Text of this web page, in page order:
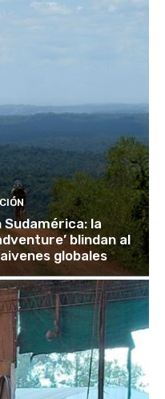
la
blindan al
globales